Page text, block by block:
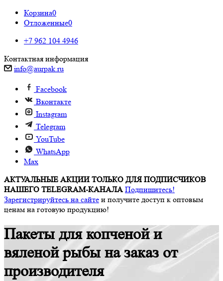
Корзина0
Отложенные0
+7 962 104 4946
Контактная информация
info@aurpak.ru
Facebook
Вконтакте
Instagram
Telegram
YouTube
WhatsApp
Max
АКТУАЛЬНЫЕ АКЦИИ ТОЛЬКО ДЛЯ ПОДПИСЧИКОВ
НАШЕГО TELEGRAM-КАНАЛА Подпишитесь!
Зарегистрируйтесь на сайте и получите доступ к оптовым
ценам на готовую продукцию!
Пакеты для копченой и
вяленой рыбы на заказ от
производителя